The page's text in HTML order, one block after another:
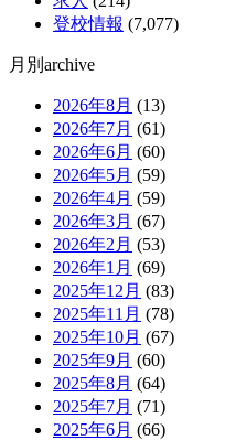
登校情報 (7,077)
月別archive
2026年8月 (13)
2026年7月 (61)
2026年6月 (60)
2026年5月 (59)
2026年4月 (59)
2026年3月 (67)
2026年2月 (53)
2026年1月 (69)
2025年12月 (83)
2025年11月 (78)
2025年10月 (67)
2025年9月 (60)
2025年8月 (64)
2025年7月 (71)
2025年6月 (66)